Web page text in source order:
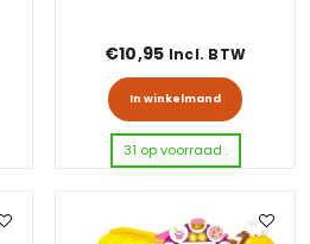
€10,95 Incl. BTW
In winkelmand
31 op voorraad .